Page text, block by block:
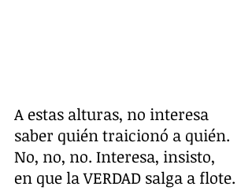
A estas alturas, no interesa
saber quién traicionó a quién.
No, no, no. Interesa, insisto,
en que la VERDAD salga a flote.